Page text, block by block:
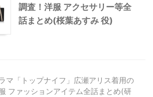
調査！洋服 アクセサリー等全
話まとめ(桜葉あすみ 役)
マ「トップナイフ」広瀬アリス着用の
ファッションアイテム全話まとめ(研